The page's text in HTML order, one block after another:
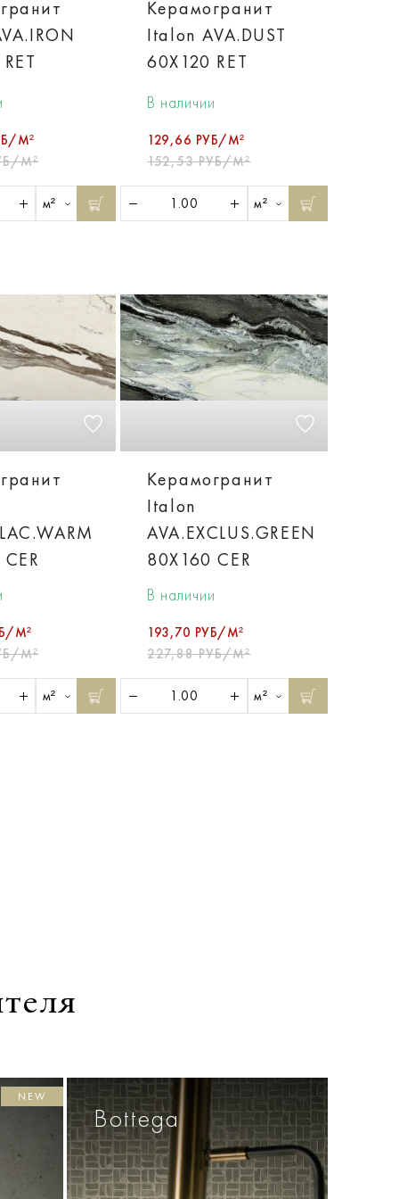
М²
М²
м²
Керамогранит
Italon AVA.DUST
60X120 RET
В наличии
129,66 РУБ/М²
152,53 РУБ/М²
м²
М²
М²
м²
Керамогранит
Italon
AVA.EXCLUS.GREEN
80X160 CER
В наличии
193,70 РУБ/М²
227,88 РУБ/М²
м²
NEW
Bottega